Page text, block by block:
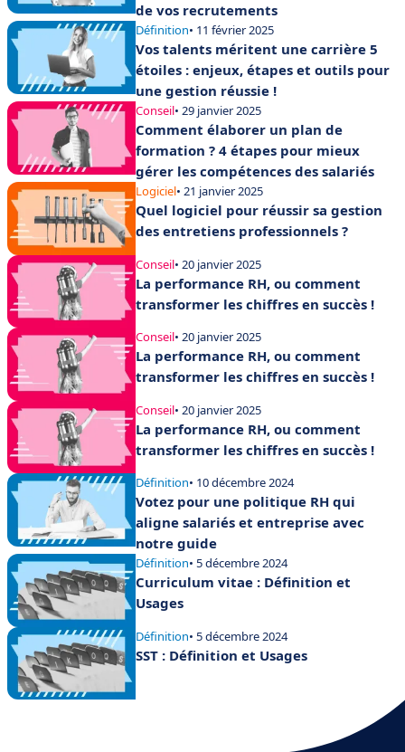
de vos recrutements
Définition• 11 février 2025
Vos talents méritent une carrière 5
étoiles : enjeux, étapes et outils pour
une gestion réussie !
Conseil• 29 janvier 2025
Comment élaborer un plan de
formation ? 4 étapes pour mieux
gérer les compétences des salariés
Logiciel• 21 janvier 2025
Quel logiciel pour réussir sa gestion
des entretiens professionnels ?
Conseil• 20 janvier 2025
La performance RH, ou comment
transformer les chiffres en succès !
Conseil• 20 janvier 2025
La performance RH, ou comment
transformer les chiffres en succès !
Conseil• 20 janvier 2025
La performance RH, ou comment
transformer les chiffres en succès !
Définition• 10 décembre 2024
Votez pour une politique RH qui
aligne salariés et entreprise avec
notre guide
Définition• 5 décembre 2024
Curriculum vitae : Définition et
Usages
Définition• 5 décembre 2024
SST : Définition et Usages